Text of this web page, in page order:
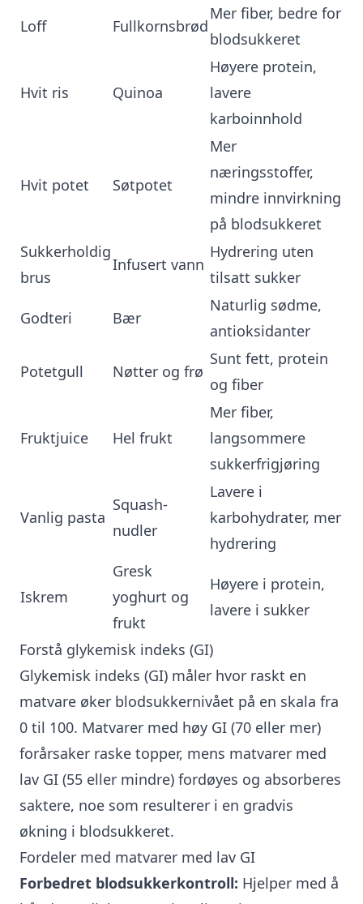
Loff Fullkornsbrød
Mer fiber, bedre for
blodsukkeret
Hvit ris Quinoa
Høyere protein,
lavere
karboinnhold
Hvit potet Søtpotet
Mer
næringsstoffer,
mindre innvirkning
på blodsukkeret
Sukkerholdig
brus
Infusert vann
Hydrering uten
tilsatt sukker
Godteri Bær
Naturlig sødme,
antioksidanter
Potetgull Nøtter og frø
Sunt fett, protein
og fiber
Fruktjuice Hel frukt
Mer fiber,
langsommere
sukkerfrigjøring
Vanlig pasta
Squash-
nudler
Lavere i
karbohydrater, mer
hydrering
Iskrem
Gresk
yoghurt og
frukt
Høyere i protein,
lavere i sukker
Forstå glykemisk indeks (GI)
Glykemisk indeks (GI) måler hvor raskt en
matvare øker blodsukkernivået på en skala fra
0 til 100. Matvarer med høy GI (70 eller mer)
forårsaker raske topper, mens matvarer med
lav GI (55 eller mindre) fordøyes og absorberes
saktere, noe som resulterer i en gradvis
økning i blodsukkeret.
Fordeler med matvarer med lav GI
Forbedret blodsukkerkontroll: Hjelper med å